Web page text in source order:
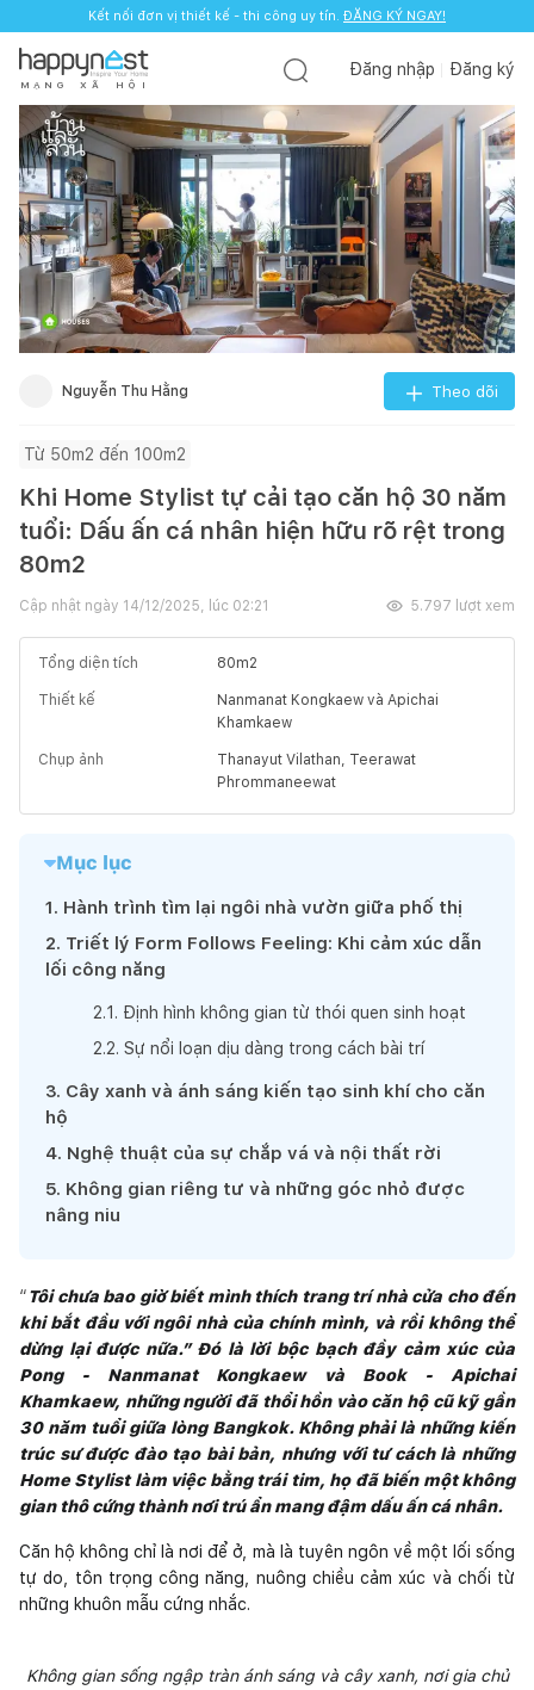
Kết nối đơn vị thiết kế - thi công uy tín. ĐĂNG KÝ NGAY!
M Ạ N G X Ã H Ộ I
Đăng nhập Đăng ký
Nguyễn Thu Hằng Theo dõi
Từ 50m2 đến 100m2
Khi Home Stylist tự cải tạo căn hộ 30 năm
tuổi: Dấu ấn cá nhân hiện hữu rõ rệt trong
80m2
Cập nhật ngày 14/12/2025, lúc 02:21 5.797 lượt xem
Tổng diện tích 80m2
Thiết kế
Nanmanat Kongkaew và Apichai
Khamkaew
Chụp ảnh
Thanayut Vilathan, Teerawat
Phrommaneewat
Mục lục
1. Hành trình tìm lại ngôi nhà vườn giữa phố thị
2. Triết lý Form Follows Feeling: Khi cảm xúc dẫn
lối công năng
2.1 . Định hình không gian từ thói quen sinh hoạt
2.2. Sự nổi loạn dịu dàng trong cách bài trí
3. Cây xanh và ánh sáng kiến tạo sinh khí cho căn
hộ
4. Nghệ thuật của sự chắp vá và nội thất rời
5. Không gian riêng tư và những góc nhỏ được
nâng niu
“Tôi chưa bao giờ biết mình thích trang trí nhà cửa cho đến
khi bắt đầu với ngôi nhà của chính mình, và rồi không thể
dừng lại được nữa.” Đó là lời bộc bạch đầy cảm xúc của
Pong - Nanmanat Kongkaew và Book - Apichai
Khamkaew, những người đã thổi hồn vào căn hộ cũ kỹ gần
30 năm tuổi giữa lòng Bangkok. Không phải là những kiến
trúc sư được đào tạo bài bản, nhưng với tư cách là những
Home Stylist làm việc bằng trái tim, họ đã biến một không
gian thô cứng thành nơi trú ẩn mang đậm dấu ấn cá nhân.
Căn hộ không chỉ là nơi để ở, mà là tuyên ngôn về một lối sống
tự do, tôn trọng công năng, nuông chiều cảm xúc và chối từ
những khuôn mẫu cứng nhắc.
Không gian sống ngập tràn ánh sáng và cây xanh, nơi gia chủ